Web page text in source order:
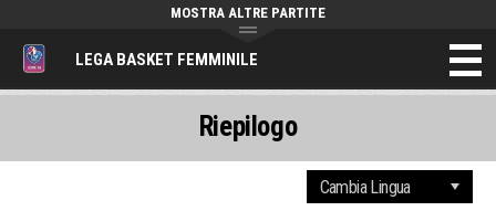
LEGA BASKET FEMMINILE
MOSTRA ALTRE PARTITE
Riepilogo